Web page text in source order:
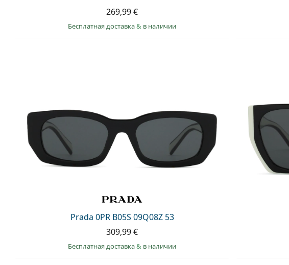
269,99 €
Бесплатная доставка& в наличии
Prada 0PR B05S 09Q08Z 53
309,99 €
Бесплатная доставка& в наличии